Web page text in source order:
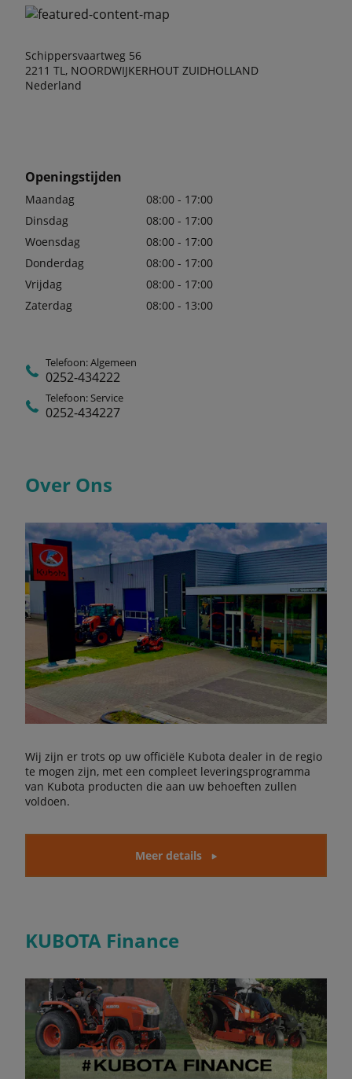
Schippersvaartweg 56
2211 TL, NOORDWIJKERHOUT ZUIDHOLLAND
Nederland
Openingstijden
Maandag
08:00 - 17:00
Dinsdag
08:00 - 17:00
Woensdag
08:00 - 17:00
Donderdag
08:00 - 17:00
Vrijdag
08:00 - 17:00
Zaterdag
08:00 - 13:00
Telefoon: Algemeen
0252-434222
Telefoon: Service
0252-434227
Over Ons
Wij zijn er trots op uw officiële Kubota dealer in de regio
te mogen zijn, met een compleet leveringsprogramma
van Kubota producten die aan uw behoeften zullen
voldoen.
Meer details
KUBOTA Finance